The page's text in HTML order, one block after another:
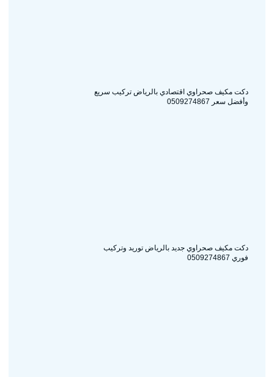
دكت مكيف صحراوي اقتصادي بالرياض تركيب سريع
وأفضل سعر 0509274867
دكت مكيف صحراوي جديد بالرياض توريد وتركيب
فوري 0509274867